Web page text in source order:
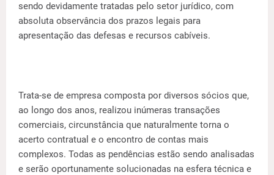
sendo devidamente tratadas pelo setor jurídico, com
absoluta observância dos prazos legais para
apresentação das defesas e recursos cabíveis.
Trata-se de empresa composta por diversos sócios que,
ao longo dos anos, realizou inúmeras transações
comerciais, circunstância que naturalmente torna o
acerto contratual e o encontro de contas mais
complexos. Todas as pendências estão sendo analisadas
e serão oportunamente solucionadas na esfera técnica e